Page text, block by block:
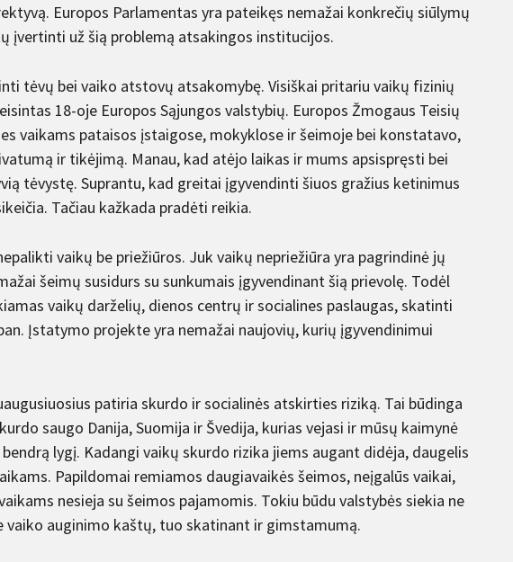
Europos Parlamentas yra pateikęs nemažai konkrečių siūlymų
įvertinti už šią problemą atsakingos institucijos.
tėvų bei vaiko atstovų atsakomybę. Visiškai pritariu vaikų fizinių
18-oje Europos Sąjungos valstybių. Europos Žmogaus Teisių
vaikams pataisos įstaigose, mokyklose ir šeimoje bei konstatavo,
ir tikėjimą. Manau, kad atėjo laikas ir mums apsispręsti bei
tėvystę. Suprantu, kad greitai įgyvendinti šiuos gražius ketinimus
Tačiau kažkada pradėti reikia.
vaikų be priežiūros. Juk vaikų nepriežiūra yra pagrindinė jų
šeimų susidurs su sunkumais įgyvendinant šią prievolę. Todėl
vaikų darželių, dienos centrų ir socialines paslaugas, skatinti
Įstatymo projekte yra nemažai naujovių, kurių įgyvendinimui
patiria skurdo ir socialinės atskirties riziką. Tai būdinga
saugo Danija, Suomija ir Švedija, kurias vejasi ir mūsų kaimynė
lygį. Kadangi vaikų skurdo rizika jiems augant didėja, daugelis
Papildomai remiamos daugiavaikės šeimos, neįgalūs vaikai,
nesieja su šeimos pajamomis. Tokiu būdu valstybės siekia ne
auginimo kaštų, tuo skatinant ir gimstamumą.